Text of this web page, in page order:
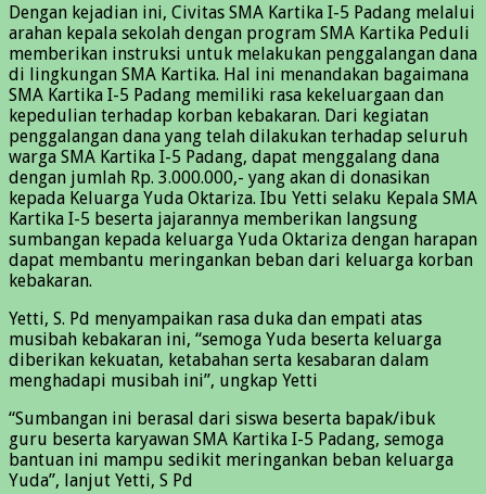
Dengan kejadian ini, Civitas SMA Kartika I-5 Padang melalui
arahan kepala sekolah dengan program SMA Kartika Peduli
memberikan instruksi untuk melakukan penggalangan dana
di lingkungan SMA Kartika. Hal ini menandakan bagaimana
SMA Kartika I-5 Padang memiliki rasa kekeluargaan dan
kepedulian terhadap korban kebakaran. Dari kegiatan
penggalangan dana yang telah dilakukan terhadap seluruh
warga SMA Kartika I-5 Padang, dapat menggalang dana
dengan jumlah Rp. 3.000.000,- yang akan di donasikan
kepada Keluarga Yuda Oktariza. Ibu Yetti selaku Kepala SMA
Kartika I-5 beserta jajarannya memberikan langsung
sumbangan kepada keluarga Yuda Oktariza dengan harapan
dapat membantu meringankan beban dari keluarga korban
kebakaran.
Yetti, S. Pd menyampaikan rasa duka dan empati atas
musibah kebakaran ini, “semoga Yuda beserta keluarga
diberikan kekuatan, ketabahan serta kesabaran dalam
menghadapi musibah ini”, ungkap Yetti
“Sumbangan ini berasal dari siswa beserta bapak/ibuk
guru beserta karyawan SMA Kartika I-5 Padang, semoga
bantuan ini mampu sedikit meringankan beban keluarga
Yuda”, lanjut Yetti, S Pd